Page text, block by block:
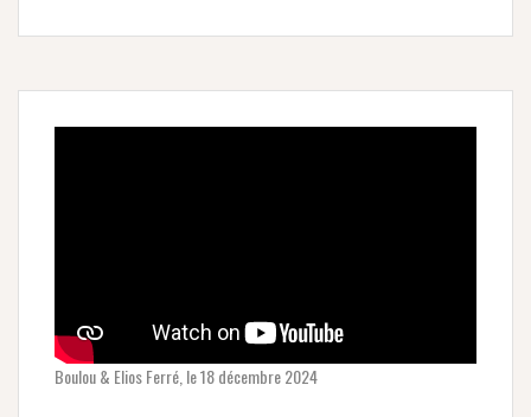
Boulou & Elios Ferré, le 18 décembre 2024